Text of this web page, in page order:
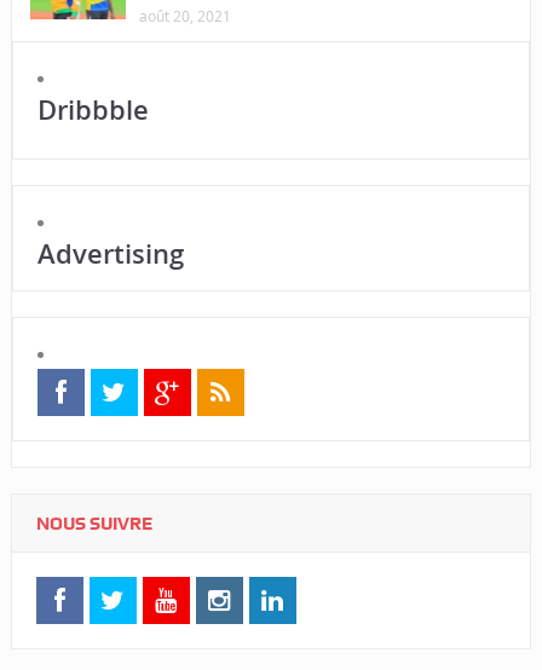
août 20, 2021
Dribbble
Advertising
NOUS SUIVRE